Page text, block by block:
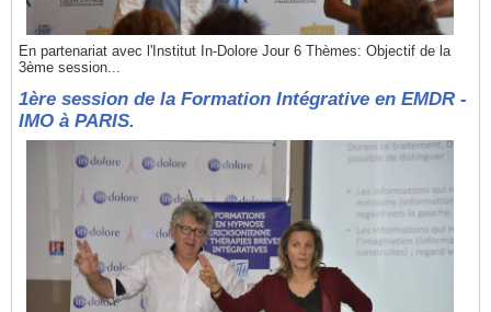
En partenariat avec l'Institut In-Dolore Jour 6 Thèmes: Objectif de la
3ème session...
1ère session de la Formation Intégrative en EMDR -
IMO à PARIS.